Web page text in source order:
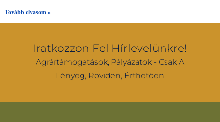
Tovább olvasom »
Iratkozzon Fel Hírlevelünkre!
Agrártámogatások, Pályázatok - Csak A
Lényeg, Röviden, Érthetően